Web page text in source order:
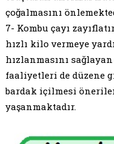
çoğalmasını
7- Kombu çayı
hızlı kilo vermeye
hızlanmasını
faaliyetleri de düzene
bardak içilmesi
yaşanmaktadır.